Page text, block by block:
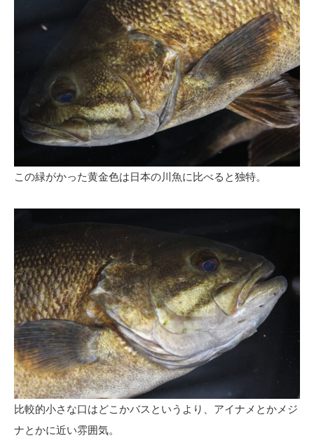
この緑がかった黄金色は日本の川魚に比べると独特。
比較的小さな口はどこかバスというより、アイナメとかメジ
ナとかに近い雰囲気。